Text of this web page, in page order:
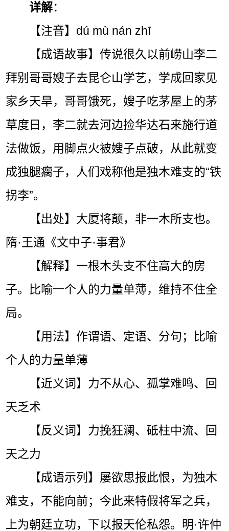
详解：
【注音】dú mù nán zhī
【成语故事】传说很久以前崂山李二
拜别哥哥嫂子去昆仑山学艺，学成回家见
家乡天旱，哥哥饿死，嫂子吃茅屋上的茅
草度日，李二就去河边捡华达石来施行道
法做饭，用脚点火被嫂子点破，从此就变
成独腿瘸子，人们戏称他是独木难支的“铁
拐李”。
【出处】大厦将颠，非一木所支也。
隋·王通《文中子·事君》
【解释】一根木头支不住高大的房
子。比喻一个人的力量单薄，维持不住全
局。
【用法】作谓语、定语、分句；比喻
个人的力量单薄
【近义词】力不从心、孤掌难鸣、回
天乏术
【反义词】力挽狂澜、砥柱中流、回
天之力
【成语示列】屡欲思报此恨，为独木
难支，不能向前；今此来特假将军之兵，
上为朝廷立功，下以报天伦私怨。明·许仲